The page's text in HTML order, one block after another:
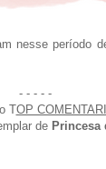
nesse período
- - - - -
TOP
de Princesa